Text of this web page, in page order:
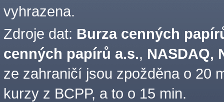
vyhrazena.
Zdroje dat: Burza cenných
cenných papírů a.s., NASDAQ,
ze zahraničí jsou zpožděna o 20
kurzy z BCPP, a to o 15 min.